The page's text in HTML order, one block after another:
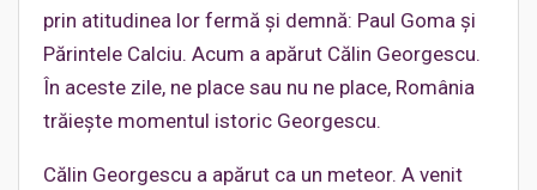
prin atitudinea lor fermă şi demnă: Paul Goma şi
Părintele Calciu. Acum a apărut Călin Georgescu.
În aceste zile, ne place sau nu ne place, România
trăieşte momentul istoric Georgescu.
Călin Georgescu a apărut ca un meteor. A venit